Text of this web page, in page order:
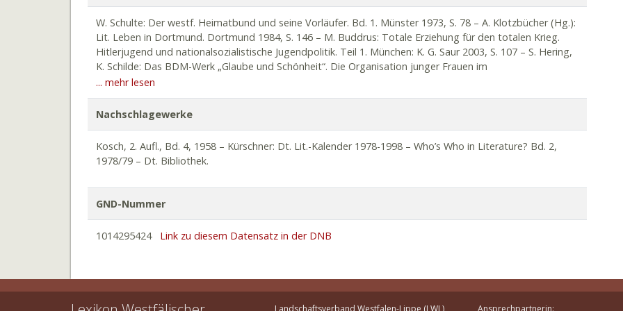
W. Schulte: Der westf. Heimatbund und seine Vorläufer. Bd. 1. Münster 1973, S. 78 – A. Klotzbücher (Hg.):
Lit. Leben in Dortmund. Dortmund 1984, S. 146 – M. Buddrus: Totale Erziehung für den totalen Krieg.
Hitlerjugend und nationalsozialistische Jugendpolitik. Teil 1. München: K. G. Saur 2003, S. 107 – S. Hering,
K. Schilde: Das BDM-Werk „Glaube und Schönheit“. Die Organisation junger Frauen im
Nationalsozialismus. Wiesbaden: Springer Fachmedien 2004, S. 42 – M. Kessel: Gewalt schreiben.
„Deutscher Humor“ in den Weltkriegen, in: W. Hardtwig (Hg.): Ordnungen in der Krise. Zur politischen
Kulturgeschichte Deutschlands 1900-1933. München: Oldenbourg 2007, S. 229-260, hier S. 255 – V.
Helbig: Herbert Reineckers Gesamtwerk. Seine gesellschafts- und mediengeschichtliche Bedeutung.
Wiesbaden: Deutscher Universitäts-Verlag 2007, S. 28-29; S. 63-66.
... mehr lesen
Nachschlagewerke
Kosch, 2. Aufl., Bd. 4, 1958 – Kürschner: Dt. Lit.-Kalender 1978-1998 – Who’s Who in Literature? Bd. 2,
1978/79 – Dt. Bibliothek.
GND-Nummer
1014295424 Link zu diesem Datensatz in der DNB
Landschaftsverband Westfalen-Lippe (LWL) Ansprechpartnerin: